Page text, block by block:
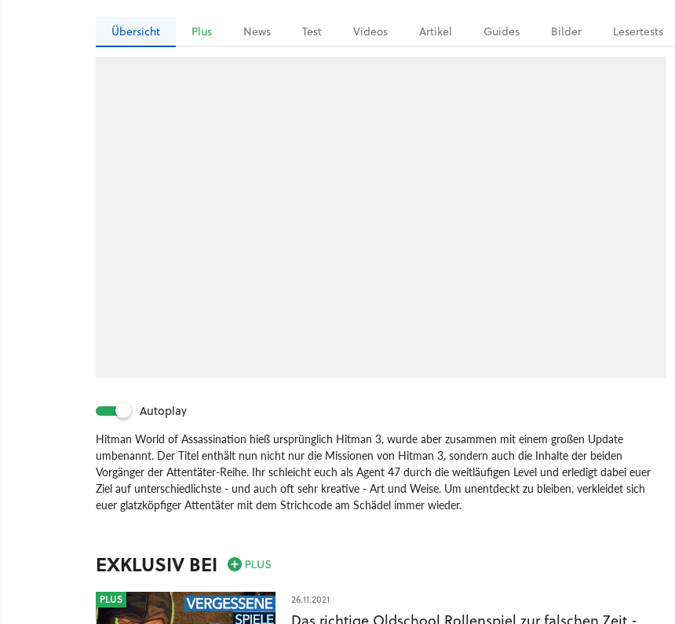
Übersicht Plus News Test Videos Artikel Guides Bilder Lesertests
Autoplay
Hitman World of Assassination hieß ursprünglich Hitman 3, wurde aber zusammen mit einem großen Update
umbenannt. Der Titel enthält nun nicht nur die Missionen von Hitman 3, sondern auch die Inhalte der beiden
Vorgänger der Attentäter-Reihe. Ihr schleicht euch als Agent 47 durch die weitläufigen Level und erledigt dabei euer
Ziel auf unterschiedlichste - und auch oft sehr kreative - Art und Weise. Um unentdeckt zu bleiben, verkleidet sich
euer glatzköpfiger Attentäter mit dem Strichcode am Schädel immer wieder.
EXKLUSIV BEI
PLUS 26.11.2021